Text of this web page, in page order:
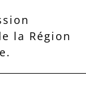
la Région